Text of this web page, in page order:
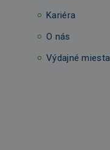
Kariéra
O nás
Výdajné miesta